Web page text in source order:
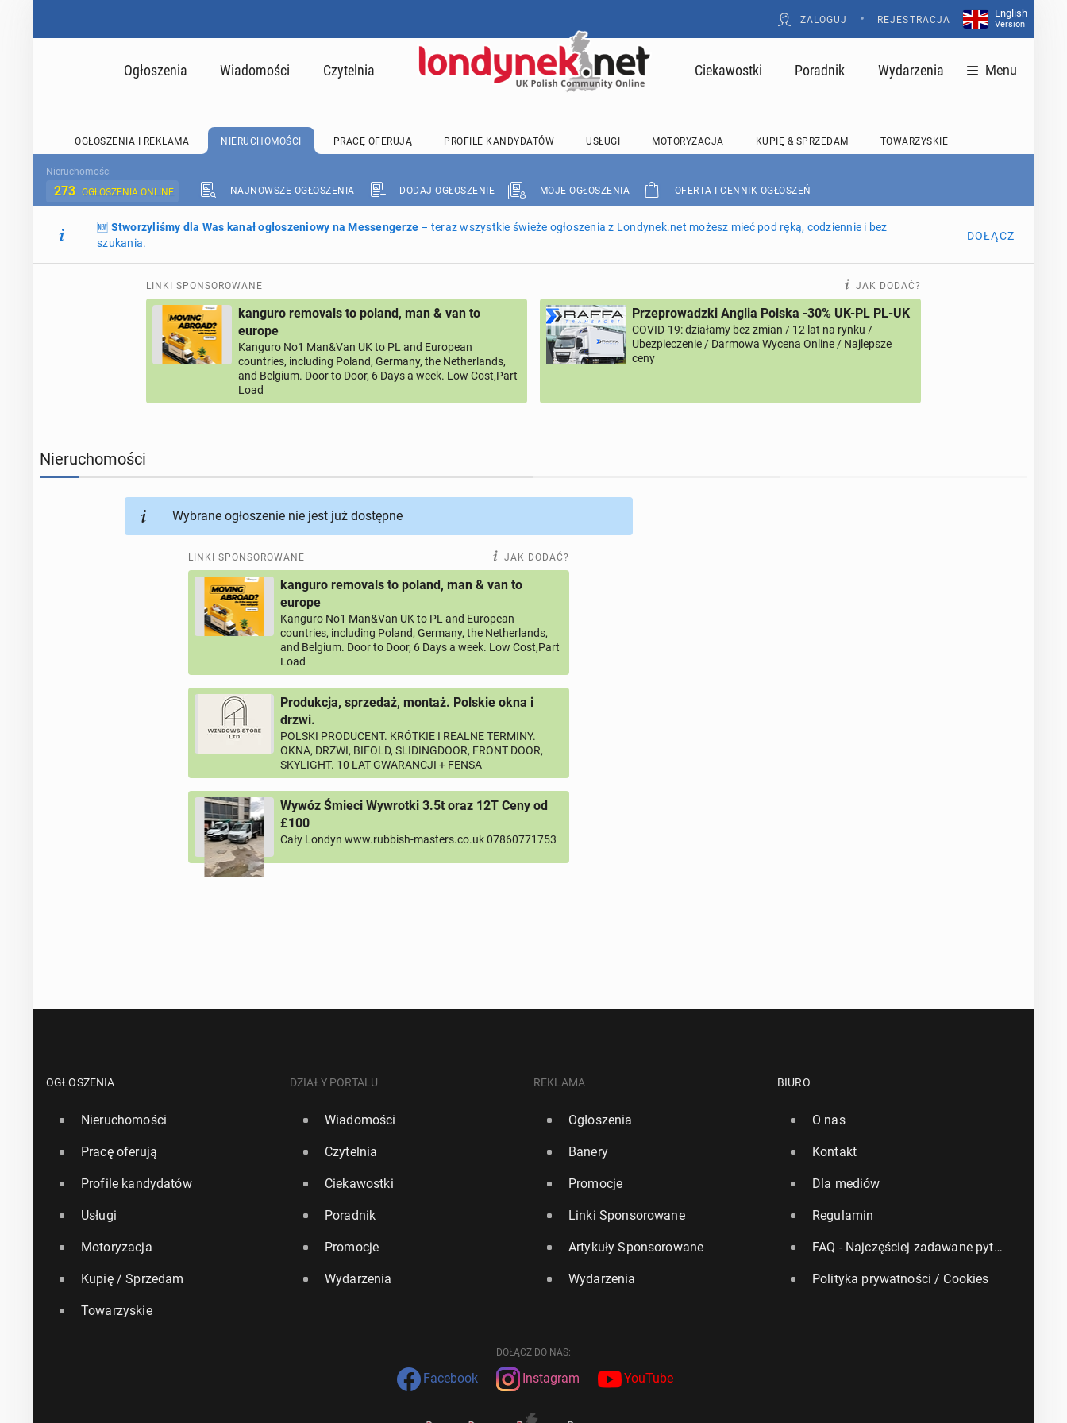
ZALOGUJ • REJESTRACJA
English
Version
Ogłoszenia Wiadomości Czytelnia Ciekawostki Poradnik Wydarzenia Menu
OGŁOSZENIA I REKLAMA NIERUCHOMOŚCI PRACĘ OFERUJĄ PROFILE KANDYDATÓW USŁUGI MOTORYZACJA KUPIĘ & SPRZEDAM TOWARZYSKIE
Nieruchomości
273 OGŁOSZENIA ONLINE NAJNOWSZE OGŁOSZENIA DODAJ OGŁOSZENIE MOJE OGŁOSZENIA OFERTA I CENNIK OGŁOSZEŃ
🆕 Stworzyliśmy dla Was kanał ogłoszeniowy na Messengerze – teraz wszystkie świeże ogłoszenia z Londynek.net możesz mieć pod ręką, codziennie i bez
szukania.
DOŁĄCZ
LINKI SPONSOROWANE JAK DODAĆ?
kanguro removals to poland, man & van to
europe
Kanguro No1 Man&Van UK to PL and European
countries, including Poland, Germany, the Netherlands,
and Belgium. Door to Door, 6 Days a week. Low Cost,Part
Load
Przeprowadzki Anglia Polska -30% UK-PL PL-UK
COVID-19: działamy bez zmian / 12 lat na rynku /
Ubezpieczenie / Darmowa Wycena Online / Najlepsze
ceny
Nieruchomości
Wybrane ogłoszenie nie jest już dostępne
LINKI SPONSOROWANE JAK DODAĆ?
kanguro removals to poland, man & van to
europe
Kanguro No1 Man&Van UK to PL and European
countries, including Poland, Germany, the Netherlands,
and Belgium. Door to Door, 6 Days a week. Low Cost,Part
Load
Produkcja, sprzedaż, montaż. Polskie okna i
drzwi.
POLSKI PRODUCENT. KRÓTKIE I REALNE TERMINY.
OKNA, DRZWI, BIFOLD, SLIDINGDOOR, FRONT DOOR,
SKYLIGHT. 10 LAT GWARANCJI + FENSA
Wywóz Śmieci Wywrotki 3.5t oraz 12T Ceny od
£100
Cały Londyn www.rubbish-masters.co.uk 07860771753
OGŁOSZENIA
Nieruchomości
Pracę oferują
Profile kandydatów
Usługi
Motoryzacja
Kupię / Sprzedam
Towarzyskie
DZIAŁY PORTALU
Wiadomości
Czytelnia
Ciekawostki
Poradnik
Promocje
Wydarzenia
REKLAMA
Ogłoszenia
Banery
Promocje
Linki Sponsorowane
Artykuły Sponsorowane
Wydarzenia
BIURO
O nas
Kontakt
Dla mediów
Regulamin
FAQ - Najczęściej zadawane pytania
Polityka prywatności / Cookies
DOŁĄCZ DO NAS:
Facebook Instagram YouTube